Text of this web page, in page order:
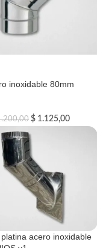
inoxidable 80mm
$ 1.125,00
acero inoxidable